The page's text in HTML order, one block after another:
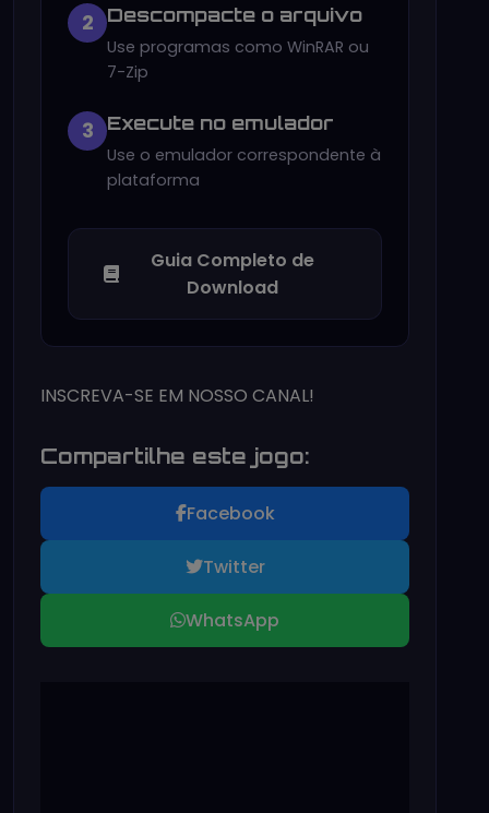
2 Descompacte o arquivo
Use programas como WinRAR ou
7-Zip
3 Execute no emulador
Use o emulador correspondente à
plataforma
Guia Completo de
Download
INSCREVA-SE EM NOSSO CANAL!
Compartilhe este jogo:
Facebook
Twitter
WhatsApp